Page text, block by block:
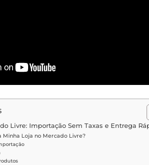
Livre: Importação Sem Taxas e Entrega
Minha Loja no Mercado Livre?